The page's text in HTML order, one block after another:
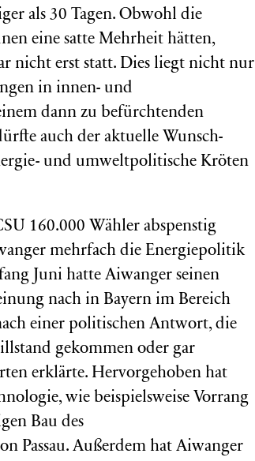
als 30 Tagen. Obwohl die
eine satte Mehrheit hätten,
nicht erst statt. Dies liegt nicht nur
in innen- und
dann zu befürchtenden
auch der aktuelle Wunsch-
und umweltpolitische Kröten
160.000 Wähler abspenstig
mehrfach die Energiepolitik
Juni hatte Aiwanger seinen
nach in Bayern im Bereich
einer politischen Antwort, die
gekommen oder gar
erklärte. Hervorgehoben hat
wie beispielsweise Vorrang
Bau des
Passau. Außerdem hat Aiwanger